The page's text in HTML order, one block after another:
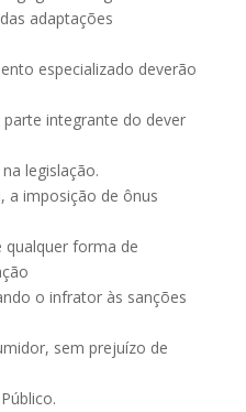
adaptações
especializado deverão
integrante do dever
legislação.
a imposição de ônus
qualquer forma de
o infrator às sanções
sem prejuízo de